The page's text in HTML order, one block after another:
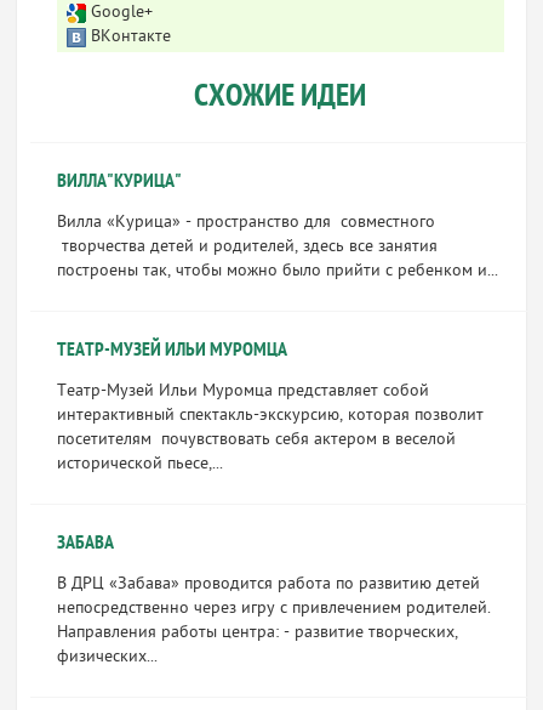
Google+
ВКонтакте
СХОЖИЕ ИДЕИ
ВИЛЛА"КУРИЦА"
Вилла «Курица» - пространство для совместного
творчества детей и родителей, здесь все занятия
построены так, чтобы можно было прийти с ребенком и...
ТЕАТР-МУЗЕЙ ИЛЬИ МУРОМЦА
Театр-Музей Ильи Муромца представляет собой
интерактивный спектакль-экскурсию, которая позволит
посетителям почувствовать себя актером в веселой
исторической пьесе,...
ЗАБАВА
В ДРЦ «Забава» проводится работа по развитию детей
непосредственно через игру с привлечением родителей.
Направления работы центра: - развитие творческих,
физических...